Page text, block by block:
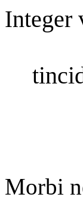
Integer
Morbi